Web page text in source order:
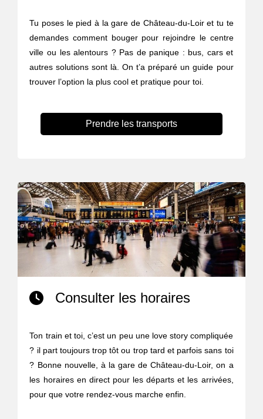
Tu poses le pied à la gare de Château-du-Loir et tu te
demandes comment bouger pour rejoindre le centre
ville ou les alentours ? Pas de panique : bus, cars et
autres solutions sont là. On t’a préparé un guide pour
trouver l’option la plus cool et pratique pour toi.
Prendre les transports
Consulter les horaires
Ton train et toi, c’est un peu une love story compliquée
? il part toujours trop tôt ou trop tard et parfois sans toi
? Bonne nouvelle, à la gare de Château-du-Loir, on a
les horaires en direct pour les départs et les arrivées,
pour que votre rendez-vous marche enfin.